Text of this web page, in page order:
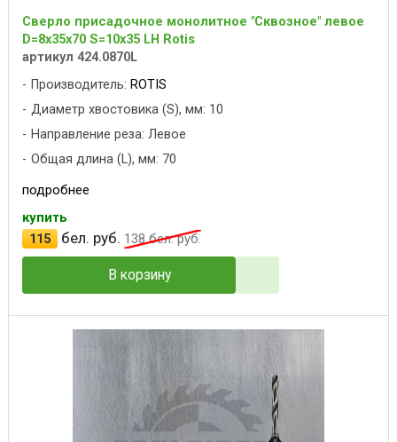
Сверло присадочное монолитное "Сквозное" левое
D=8x35x70 S=10x35 LH Rotis
артикул 424.0870L
Производитель: ROTIS
Диаметр хвостовика (S), мм: 10
Направление реза: Левое
Общая длина (L), мм: 70
подробнее
купить
115
бел. руб. 138бел. руб.
В корзину